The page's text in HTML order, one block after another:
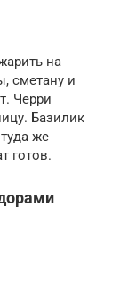
на
сметану и
Черри
Базилик
же
готов.